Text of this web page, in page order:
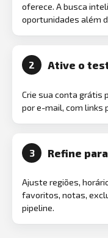
oferece. A busca
oportunidades além
2 Ative o
Crie sua conta grátis
por e-mail, com links
3 Refine
Ajuste regiões,
favoritos, notas,
pipeline.